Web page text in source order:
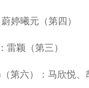
婷曦元（第四）
雷颖（第三）
第六）：马欣悦、